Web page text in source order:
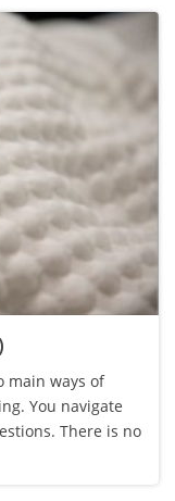
main ways of
You navigate
There is no